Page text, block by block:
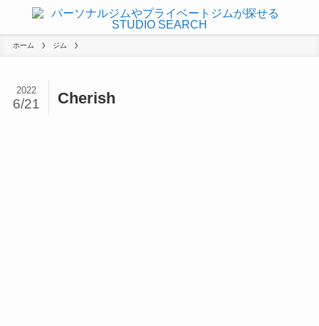
ホーム ジム
Cherish
2022
6/21